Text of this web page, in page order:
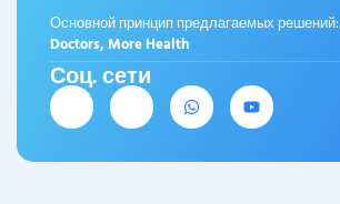
Основной принцип предлагаемых решений:
Doctors, More Health
Соц. сети